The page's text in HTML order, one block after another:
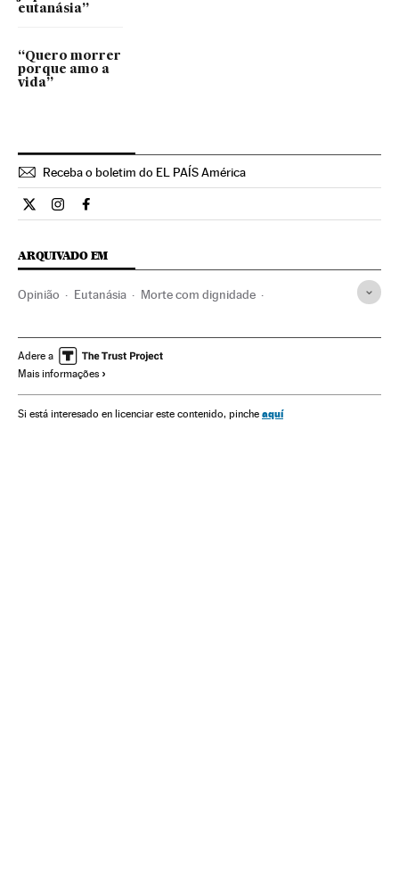
eutanásia”
“Quero morrer
porque amo a
vida”
Receba o boletim do EL PAÍS América
Opiniao El País Brasil en Twitter
Opiniao El País Brasil en Instagram
Opiniao El País Brasil en Facebook
ARQUIVADO EM
Opinião Eutanásia Morte com dignidade
Assistência sanitária Especialidades médicas
Problemas sociais
Adere a
Mais informações
Si está interesado en licenciar este contenido, pinche aquí